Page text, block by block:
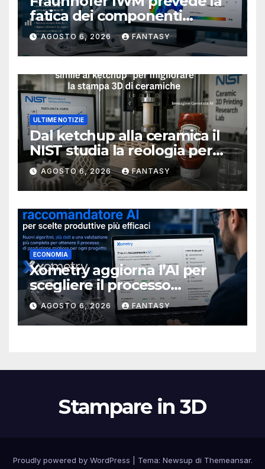
fatica dei componenti
metallici stampati in 3D
AGOSTO 6, 2026 FANTASY
ULTIME NOTIZIE
Dal ketchup alla ceramica il
NIST studia la reologia per
rendere più affidabile la
stampa 3D
AGOSTO 6, 2026 FANTASY
ECONOMIA
Xometry aggiorna l’AI per
scegliere il processo
produttivo più adatto
AGOSTO 6, 2026 FANTASY
Stampare in 3D
Proudly powered by WordPress Tema: Newsup di Themeansar.